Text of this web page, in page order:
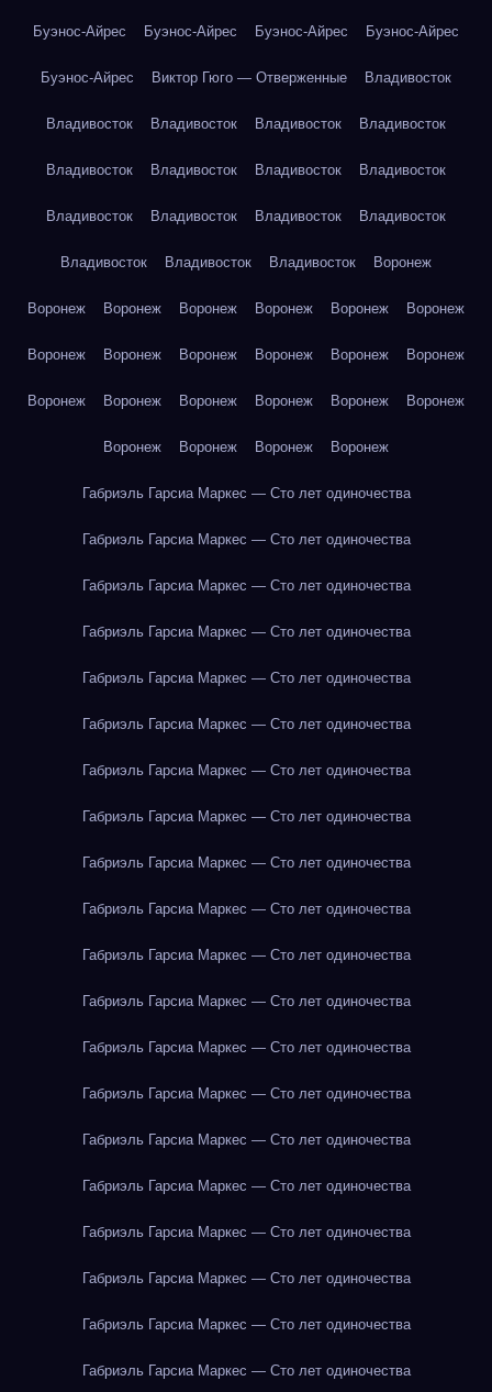
Буэнос-Айрес Буэнос-Айрес Буэнос-Айрес Буэнос-Айрес
Буэнос-Айрес Виктор Гюго — Отверженные Владивосток
Владивосток Владивосток Владивосток Владивосток
Владивосток Владивосток Владивосток Владивосток
Владивосток Владивосток Владивосток Владивосток
Владивосток Владивосток Владивосток Воронеж
Воронеж Воронеж Воронеж Воронеж Воронеж Воронеж
Воронеж Воронеж Воронеж Воронеж Воронеж Воронеж
Воронеж Воронеж Воронеж Воронеж Воронеж Воронеж
Воронеж Воронеж Воронеж Воронеж
Габриэль Гарсиа Маркес — Сто лет одиночества
Габриэль Гарсиа Маркес — Сто лет одиночества
Габриэль Гарсиа Маркес — Сто лет одиночества
Габриэль Гарсиа Маркес — Сто лет одиночества
Габриэль Гарсиа Маркес — Сто лет одиночества
Габриэль Гарсиа Маркес — Сто лет одиночества
Габриэль Гарсиа Маркес — Сто лет одиночества
Габриэль Гарсиа Маркес — Сто лет одиночества
Габриэль Гарсиа Маркес — Сто лет одиночества
Габриэль Гарсиа Маркес — Сто лет одиночества
Габриэль Гарсиа Маркес — Сто лет одиночества
Габриэль Гарсиа Маркес — Сто лет одиночества
Габриэль Гарсиа Маркес — Сто лет одиночества
Габриэль Гарсиа Маркес — Сто лет одиночества
Габриэль Гарсиа Маркес — Сто лет одиночества
Габриэль Гарсиа Маркес — Сто лет одиночества
Габриэль Гарсиа Маркес — Сто лет одиночества
Габриэль Гарсиа Маркес — Сто лет одиночества
Габриэль Гарсиа Маркес — Сто лет одиночества
Габриэль Гарсиа Маркес — Сто лет одиночества